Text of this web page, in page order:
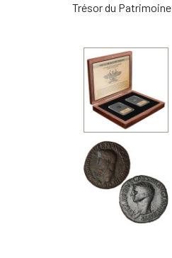
Trésor du Patrimoine